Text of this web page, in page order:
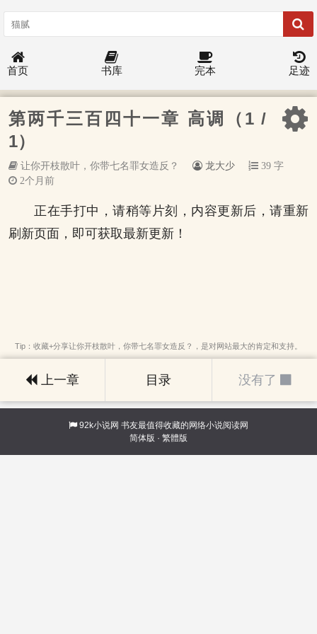
首页 书库 完本 足迹
第两千三百四十一章 高调（1 /
1）
让你开枝散叶，你带七名罪女造反？ 龙大少
39 字
2个月前
正在手打中，请稍等片刻，内容更新后，请重新
刷新页面，即可获取最新更新！
Tip：收藏+分享让你开枝散叶，你带七名罪女造反？，是对网站最大的肯定和支持。
上一章 目录 没有了
92k小说网 书友最值得收藏的网络小说阅读网
简体版 · 繁體版